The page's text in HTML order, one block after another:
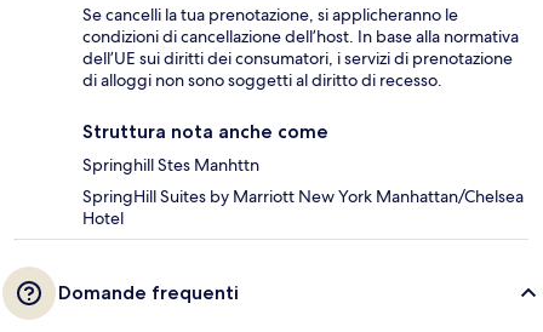
Se cancelli la tua prenotazione, si applicheranno le
condizioni di cancellazione dell’host. In base alla normativa
dell’UE sui diritti dei consumatori, i servizi di prenotazione
di alloggi non sono soggetti al diritto di recesso.
Struttura nota anche come
Springhill Stes Manhttn
SpringHill Suites by Marriott New York Manhattan/Chelsea
Hotel
Domande frequenti